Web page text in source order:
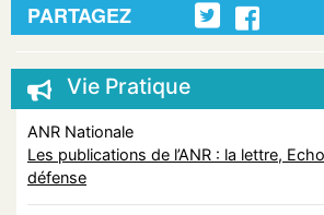
PARTAGEZ
Vie Pratique
ANR Nationale
Les publications de l’ANR : la lettre,
défense